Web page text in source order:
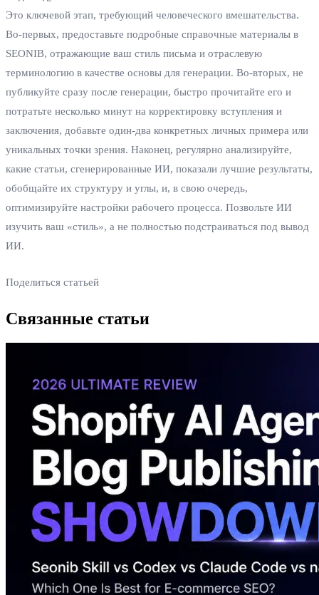
Это ключевой этап, требующий человеческого вмешательства.
Во-первых, предоставьте подробные справочные материалы в
SEONIB, отражающие ваш стиль письма и отраслевую
терминологию в качестве основы для генерации. Во-вторых, не
публикуйте сразу после генерации, быстро прочитайте его и
потратьте несколько минут на корректировку вступления и
заключения, добавьте один-два конкретных личных примера или
уникальных точки зрения. Наконец, регулярно анализируйте,
какие статьи, сгенерированные ИИ, показали лучшие результаты,
обобщайте их структуру и углы, и, в свою очередь,
оптимизируйте настройки рабочего процесса. Позвольте ИИ
изучить ваш «стиль», а не полностью подстраиваться под вывод
ИИ.
Поделиться статьей
Связанные статьи